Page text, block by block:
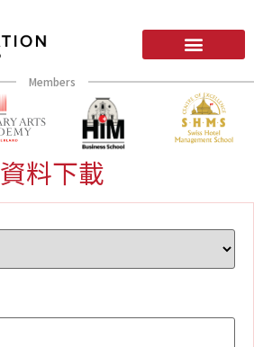
Members
資料下載